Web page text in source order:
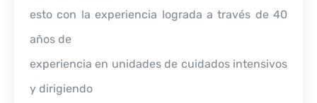
esto con la experiencia lograda a través de 40
años de
experiencia en unidades de cuidados intensivos
y dirigiendo